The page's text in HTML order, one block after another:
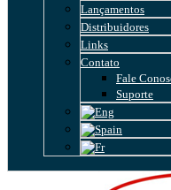
Lançamentos
Distribuidores
Links
Contato
Fale
Suporte